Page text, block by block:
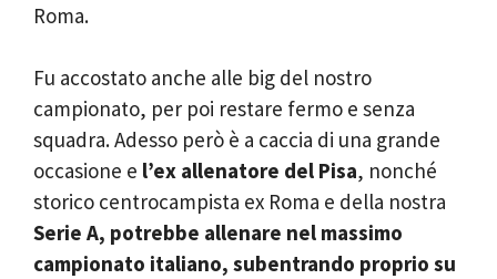
Roma.
Fu accostato anche alle big del nostro
campionato, per poi restare fermo e senza
squadra. Adesso però è a caccia di una grande
occasione e l’ex allenatore del Pisa, nonché
storico centrocampista ex Roma e della nostra
Serie A, potrebbe allenare nel massimo
campionato italiano, subentrando proprio su